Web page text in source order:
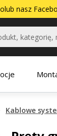
nasz
Kablowe